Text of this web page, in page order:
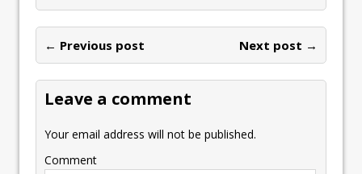
← Previous post Next post →
Leave a comment
Your email address will not be published.
Comment